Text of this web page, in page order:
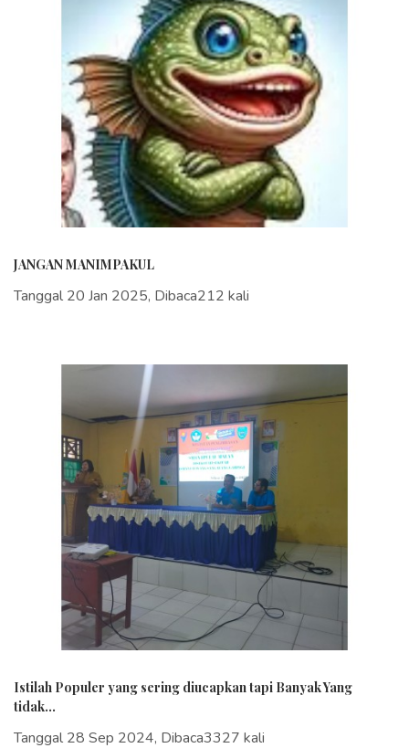
JANGAN MANIMPAKUL
Tanggal 20 Jan 2025, Dibaca212 kali
Istilah Populer yang sering diucapkan tapi Banyak Yang
tidak...
Tanggal 28 Sep 2024, Dibaca3327 kali